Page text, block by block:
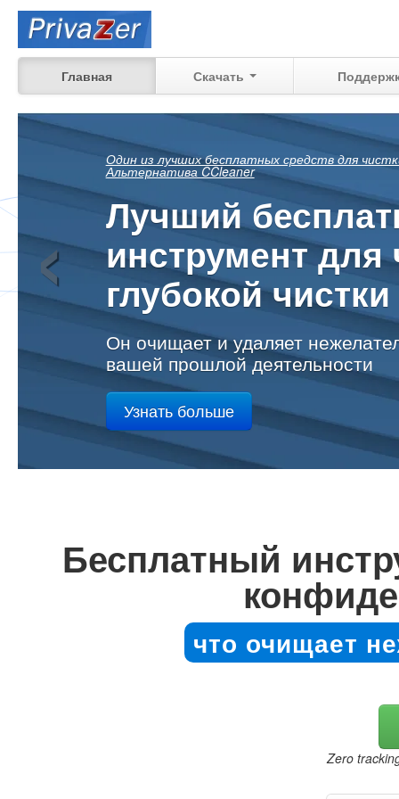
Главная Скачать
Посмотрите, что
еще можно
восстановить
ваших прошлых действий на
дома, на работе
Узнать больше
‹
Бесплатный
что очищает
Zero